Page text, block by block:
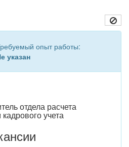
опыт работы:
указан
отдела расчета
учета